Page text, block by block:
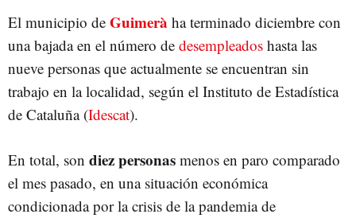
El municipio de Guimerà ha terminado diciembre con
una bajada en el número de desempleados hasta las
nueve personas que actualmente se encuentran sin
trabajo en la localidad, según el Instituto de Estadística
de Cataluña (Idescat).
En total, son diez personas menos en paro comparado
el mes pasado, en una situación económica
condicionada por la crisis de la pandemia de